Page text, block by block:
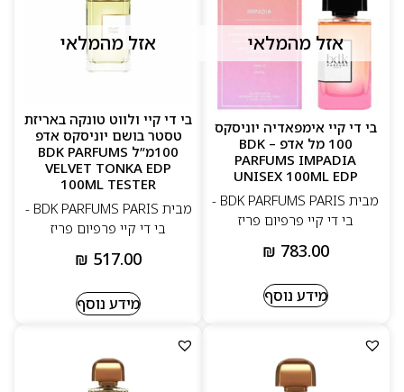
אזל מהמלאי
בי די קיי אימפאדיה יוניסקס
100 מל אדפ – BDK
PARFUMS IMPADIA
UNISEX 100ML EDP
מבית BDK PARFUMS PARIS -
בי די קיי פרפיום פריז
₪ 783.00
מידע נוסף
אזל מהמלאי
בי די קיי ולווט טונקה באריזת
טסטר בושם יוניסקס אדפ
100מ”ל BDK PARFUMS
VELVET TONKA EDP
100ML TESTER
מבית BDK PARFUMS PARIS -
בי די קיי פרפיום פריז
₪ 517.00
מידע נוסף